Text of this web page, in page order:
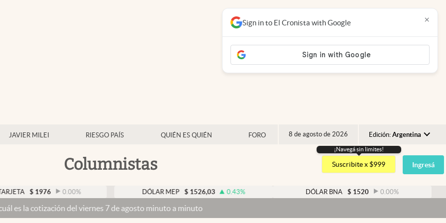
JAVIER MILEI RIESGO PAÍS QUIÉN ES QUIÉN FORO 8 de agosto de 2026 Edición: Argentina
Argentina
España
USA
Columnistas
¡Navegá sin limites!
Suscribite x $999 Ingresá
$ 1976 0.00% DÓLAR MEP $ 1526,03 0.43% DÓLAR BNA $ 1520 0.00%
del viernes 7 de agosto minuto a minuto
Sign in to El Cronista with Google ×